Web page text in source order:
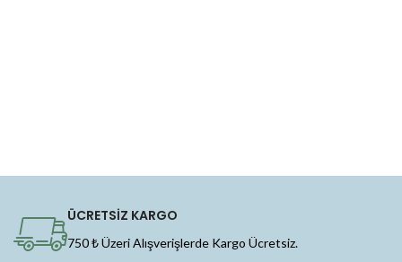
ÜCRETSİZ KARGO
750 ₺ Üzeri Alışverişlerde Kargo Ücretsiz.